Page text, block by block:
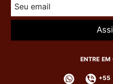
ENTRE EM
+55